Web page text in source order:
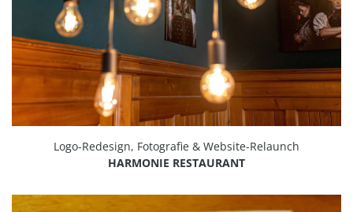
Logo-Redesign, Fotografie & Website-Relaunch
HARMONIE RESTAURANT